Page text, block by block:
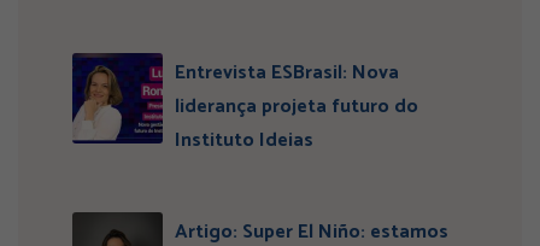
Entrevista ESBrasil: Nova
liderança projeta futuro do
Instituto Ideias
Artigo: Super El Niño: estamos